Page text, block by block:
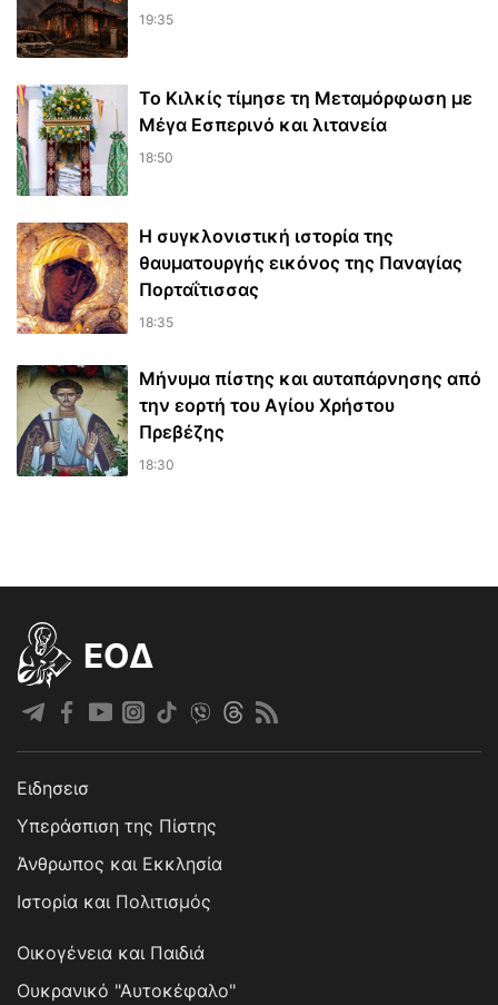
19:35
Το Κιλκίς τίμησε τη Μεταμόρφωση με
Μέγα Εσπερινό και λιτανεία
18:50
Η συγκλονιστική ιστορία της
θαυματουργής εικόνος της Παναγίας
Πορταΐτισσας
18:35
Μήνυμα πίστης και αυταπάρνησης από
την εορτή του Αγίου Χρήστου
Πρεβέζης
18:30
EOΔ
Ειδησεισ
Υπεράσπιση της Πίστης
Άνθρωπος και Εκκλησία
Ιστορία και Πολιτισμός
Οικογένεια και Παιδιά
Ουκρανικό "Αυτοκέφαλο"